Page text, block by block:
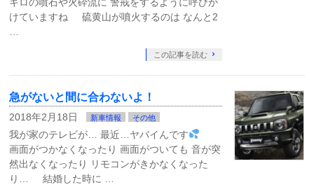
けていますね 硫黄山が噴火するのは なんと2
この記事を読む
急がないと間に合わないよ！
2018年2月18日 新車情報 その他
我が家のテレビが… 最近…ヤバイんです
画面がつかなくなったり 画面がついても 音が突
然出なくなったり リモコンがきかなくなった
り… 結婚した時に …